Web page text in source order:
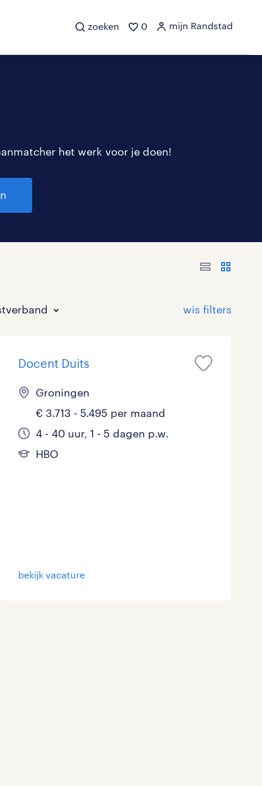
zoeken 0 mijn Randstad
het werk voor je doen!
Bouw
Commercieel / Verkoop
HAVO/VWO 0
MBO
17 - 24 uur 1
37 - 40+ uur
Tijdelijk met uitzicht op vast 3
Docent Duits
Groningen
€ 3.713 - 5.495 per maand
4 - 40 uur, 1 - 5 dagen p.w.
HBO
bekijk vacature